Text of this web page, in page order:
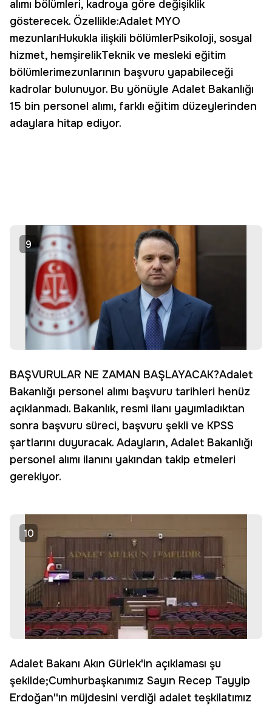
alımı bölümleri, kadroya göre değişiklik
gösterecek. Özellikle:Adalet MYO
mezunlarıHukukla ilişkili bölümlerPsikoloji, sosyal
hizmet, hemşirelikTeknik ve mesleki eğitim
bölümlerimezunlarının başvuru yapabileceği
kadrolar bulunuyor. Bu yönüyle Adalet Bakanlığı
15 bin personel alımı, farklı eğitim düzeylerinden
adaylara hitap ediyor.
9
BAŞVURULAR NE ZAMAN BAŞLAYACAK?Adalet
Bakanlığı personel alımı başvuru tarihleri henüz
açıklanmadı. Bakanlık, resmi ilanı yayımladıktan
sonra başvuru süreci, başvuru şekli ve KPSS
şartlarını duyuracak. Adayların, Adalet Bakanlığı
personel alımı ilanını yakından takip etmeleri
gerekiyor.
10
Adalet Bakanı Akın Gürlek'in açıklaması şu
şekilde;Cumhurbaşkanımız Sayın Recep Tayyip
Erdoğan''ın müjdesini verdiği adalet teşkilatımız